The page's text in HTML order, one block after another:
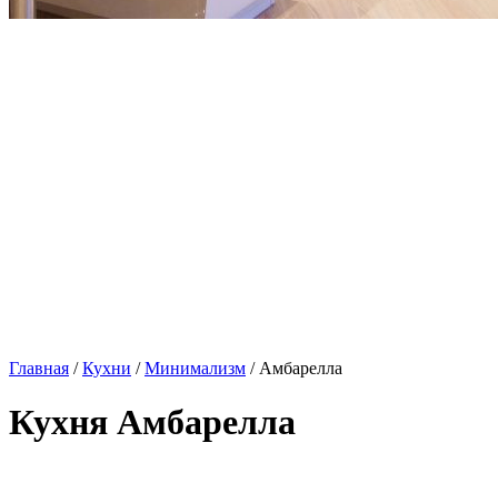
Главная /Кухни /Минимализм / Амбарелла
Кухня Амбарелла